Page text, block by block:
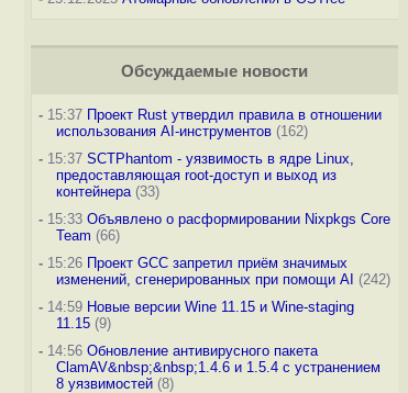
Обсуждаемые новости
-15:37 Проект Rust утвердил правила в отношении
использования AI-инструментов(162)
-15:37 SCTPhantom - уязвимость в ядре Linux,
предоставляющая root-доступ и выход из
контейнера(33)
-15:33 Объявлено о расформировании Nixpkgs Core
Team (66)
-15:26 Проект GCC запретил приём значимых
изменений, сгенерированных при помощи AI (242)
-14:59 Новые версии Wine 11.15 и Wine-staging
11.15(9)
-14:56 Обновление антивирусного пакета
ClamAV&nbsp;&nbsp;1.4.6 и 1.5.4 с устранением
8 уязвимостей(8)